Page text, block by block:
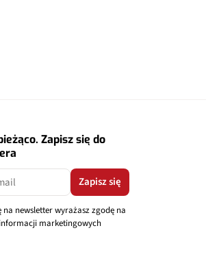
Zapisz się do
Zapisz się
na newsletter wyrażasz zgodę na
marketingowych